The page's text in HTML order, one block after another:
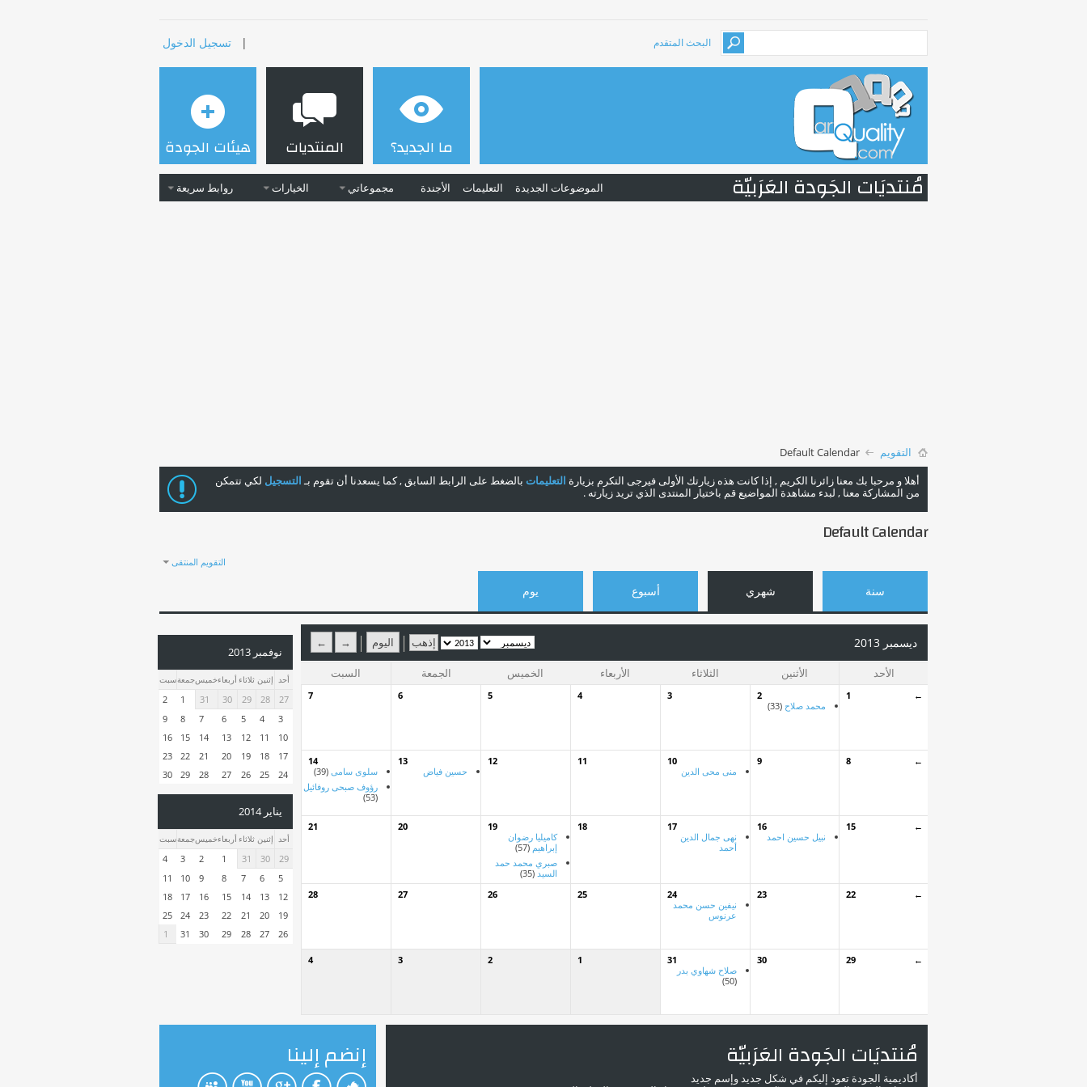
البحث المتقدم | تسجيل الدخول
ما الجديد؟ المنتديات
الموضوعات الجديدة التعليمات الأجندة مجموعاتي الخيارات روابط سريعة
هيئات الجودة
مُنتديَات الجَودة العَرَبيّة
التقويم
Default Calendar
أهلا و مرحبا بك معنا زائرنا الكريم , إذا كانت هذه زيارتك الأولى فيرجى التكرم بزيارة التعليمات بالضغط على الرابط السابق , كما يسعدنا أن تقوم بـالتسجيل لكي تتمكن
من المشاركة معنا , لبدء مشاهدة المواضيع قم باختيار المنتدى الذي تريد زيارته .
Default Calendar
التقويم المنتقى
سنة شهري أسبوع يوم
اليوم →
← ديسمبر 2013
الأحد الأثنين الثلاثاء الأربعاء الخميس الجمعة السبت
←
1
2
محمد صلاح (33)
3
4
5
6
7
←
8
9
10
منى محى الدين
11
12
13
حسين فياض
14
سلوى سامى (39)
رؤوف صبحى روفائيل
(53)
←
15
16
نبيل حسين احمد
17
نهى جمال الدين
أحمد
18
19
كاميليا رضوان
إبراهيم (57)
صبري محمد حمد
السيد (35)
20
21
←
22
23
24
نيفين حسن محمد
عرنوس
25
26
27
28
←
29
30
31
صلاح شهاوي بدر
(50)
1
2
3
4
نوفمبر 2013
أحد إثنين ثلاثاء أربعاءخميسجمعةسبت
27
28
29
30
31
1
2
3
4
5
6
7
8
9
10
11
12
13
14
15
16
17
18
19
20
21
22
23
24
25
26
27
28
29
30
يناير 2014
أحد إثنين ثلاثاء أربعاءخميسجمعةسبت
29
30
31
1
2
3
4
5
6
7
8
9
10
11
12
13
14
15
16
17
18
19
20
21
22
23
24
25
26
27
28
29
30
31
1
مُنتديَات الجَودة العَرَبيّة
أكاديمية الجودة تعود إليكم في شكل جديد وإسم جديد
إنضم إلينا